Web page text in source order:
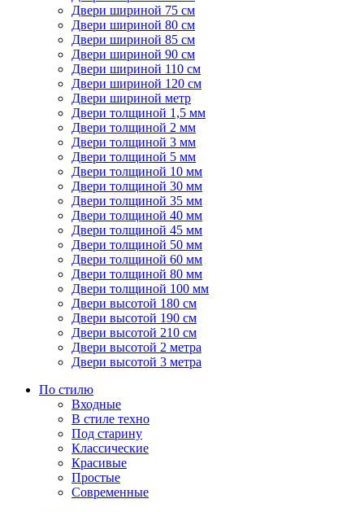
Двери шириной 75 см
Двери шириной 80 см
Двери шириной 85 см
Двери шириной 90 см
Двери шириной 110 см
Двери шириной 120 см
Двери шириной метр
Двери толщиной 1,5 мм
Двери толщиной 2 мм
Двери толщиной 3 мм
Двери толщиной 5 мм
Двери толщиной 10 мм
Двери толщиной 30 мм
Двери толщиной 35 мм
Двери толщиной 40 мм
Двери толщиной 45 мм
Двери толщиной 50 мм
Двери толщиной 60 мм
Двери толщиной 80 мм
Двери толщиной 100 мм
Двери высотой 180 см
Двери высотой 190 см
Двери высотой 210 см
Двери высотой 2 метра
Двери высотой 3 метра
По стилю
Входные
В стиле техно
Под старину
Классические
Красивые
Простые
Современные